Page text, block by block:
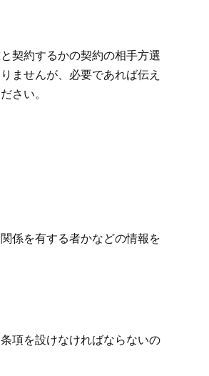
契約するかの契約の相手方選
ませんが、必要であれば伝え
さい。
係を有する者かなどの情報を
項を設けなければならないの